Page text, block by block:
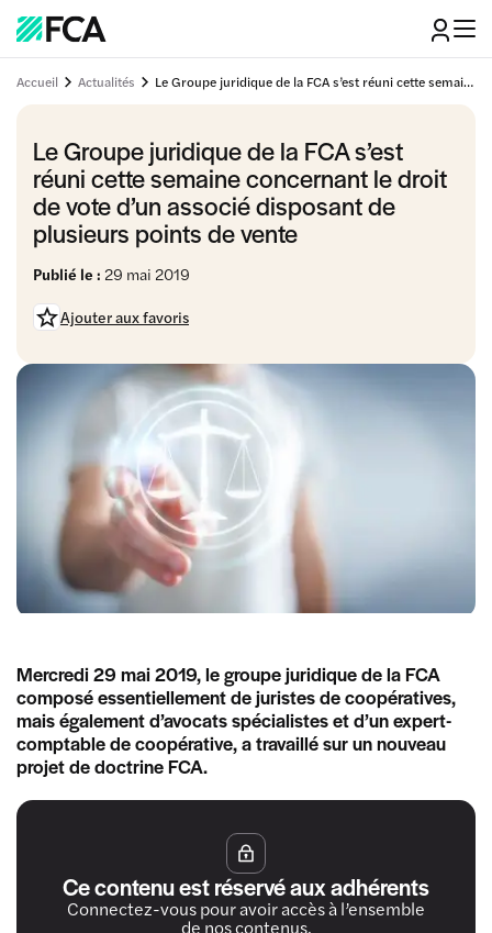
Accueil Actualités Le Groupe juridique de la FCA s’est réuni cette semaine concernant le droit de vote d’un associé disposant de plusieurs points de vente
Le Groupe juridique de la FCA s’est
réuni cette semaine concernant le droit
de vote d’un associé disposant de
plusieurs points de vente
Publié le : 29 mai 2019
Ajouter aux favoris
Mercredi 29 mai 2019, le groupe juridique de la FCA
composé essentiellement de juristes de coopératives,
mais également d’avocats spécialistes et d’un expert-
comptable de coopérative, a travaillé sur un nouveau
projet de doctrine FCA.
Ce contenu est réservé aux adhérents
Connectez-vous pour avoir accès à l’ensemble
de nos contenus.